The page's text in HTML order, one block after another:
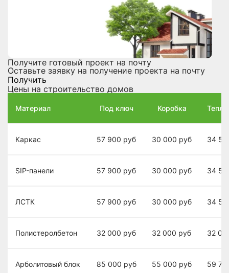
Получите готовый проект на почту
Оставьте заявку на получение проекта на почту
Получить
Цены на строительство домов
Материал Под ключ Коробка
Каркас 57 900 руб 30 000 руб 34
SIP-панели 57 900 руб 30 000 руб 34
ЛСТК 57 900 руб 30 000 руб 34
Полистеролбетон 32 000 руб 32 000 руб 32
Арболитовый блок 85 000 руб 55 000 руб 59